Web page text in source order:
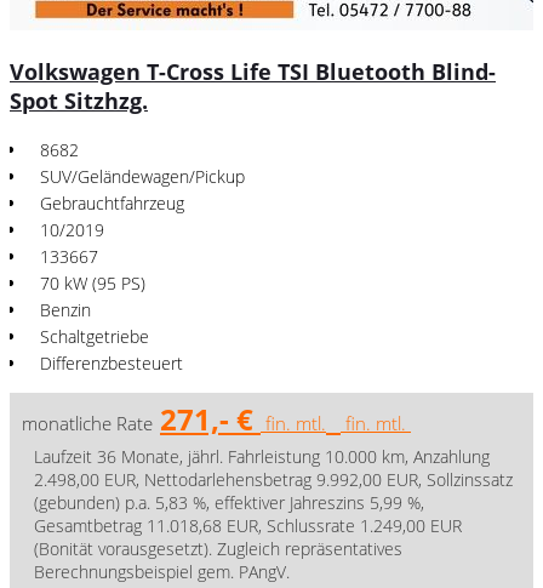
Volkswagen T-Cross Life TSI Bluetooth Blind-
Spot Sitzhzg.
8682
SUV/Geländewagen/Pickup
Gebrauchtfahrzeug
10/2019
133667
70 kW (95 PS)
Benzin
Schaltgetriebe
Differenzbesteuert
monatliche Rate 271,- € fin. mtl. fin. mtl.
Laufzeit 36 Monate, jährl. Fahrleistung 10.000 km, Anzahlung
2.498,00 EUR, Nettodarlehensbetrag 9.992,00 EUR, Sollzinssatz
(gebunden) p.a. 5,83 %, effektiver Jahreszins 5,99 %,
Gesamtbetrag 11.018,68 EUR, Schlussrate 1.249,00 EUR
(Bonität vorausgesetzt). Zugleich repräsentatives
Berechnungsbeispiel gem. PAngV.